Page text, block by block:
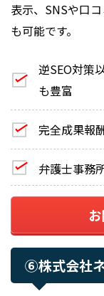
表示、SNSや口
も可能です。
逆SEO対策
も豊富
完全成果報
弁護士事務
⑥株式会社